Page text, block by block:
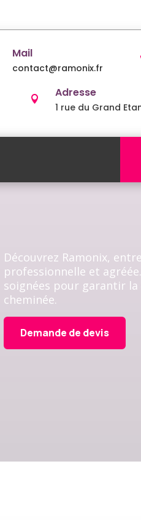
Mail
contact@ramonix.fr
 Adresse
1 rue du Grand
Découvrez Ramonix,
professionnelle et
soignées pour garantir
cheminée.
Demande de devis